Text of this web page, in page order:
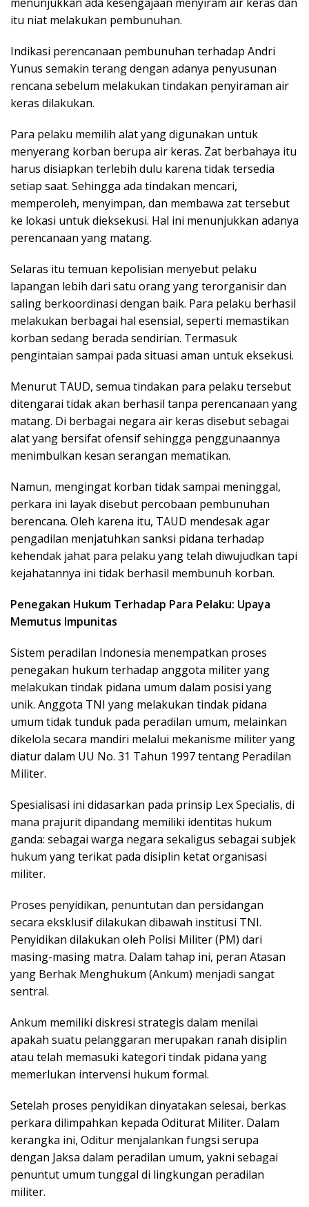
itu niat melakukan pembunuhan.
Indikasi perencanaan pembunuhan terhadap Andri
Yunus semakin terang dengan adanya penyusunan
rencana sebelum melakukan tindakan penyiraman air
keras dilakukan.
Para pelaku memilih alat yang digunakan untuk
menyerang korban berupa air keras. Zat berbahaya itu
harus disiapkan terlebih dulu karena tidak tersedia
setiap saat. Sehingga ada tindakan mencari,
memperoleh, menyimpan, dan membawa zat tersebut
ke lokasi untuk dieksekusi. Hal ini menunjukkan adanya
perencanaan yang matang.
Selaras itu temuan kepolisian menyebut pelaku
lapangan lebih dari satu orang yang terorganisir dan
saling berkoordinasi dengan baik. Para pelaku berhasil
melakukan berbagai hal esensial, seperti memastikan
korban sedang berada sendirian. Termasuk
pengintaian sampai pada situasi aman untuk eksekusi.
Menurut TAUD, semua tindakan para pelaku tersebut
ditengarai tidak akan berhasil tanpa perencanaan yang
matang. Di berbagai negara air keras disebut sebagai
alat yang bersifat ofensif sehingga penggunaannya
menimbulkan kesan serangan mematikan.
Namun, mengingat korban tidak sampai meninggal,
perkara ini layak disebut percobaan pembunuhan
berencana. Oleh karena itu, TAUD mendesak agar
pengadilan menjatuhkan sanksi pidana terhadap
kehendak jahat para pelaku yang telah diwujudkan tapi
kejahatannya ini tidak berhasil membunuh korban.
Penegakan Hukum Terhadap Para Pelaku: Upaya
Memutus Impunitas
Sistem peradilan Indonesia menempatkan proses
penegakan hukum terhadap anggota militer yang
melakukan tindak pidana umum dalam posisi yang
unik. Anggota TNI yang melakukan tindak pidana
umum tidak tunduk pada peradilan umum, melainkan
dikelola secara mandiri melalui mekanisme militer yang
diatur dalam UU No. 31 Tahun 1997 tentang Peradilan
Militer.
Spesialisasi ini didasarkan pada prinsip Lex Specialis, di
mana prajurit dipandang memiliki identitas hukum
ganda: sebagai warga negara sekaligus sebagai subjek
hukum yang terikat pada disiplin ketat organisasi
militer.
Proses penyidikan, penuntutan dan persidangan
secara eksklusif dilakukan dibawah institusi TNI.
Penyidikan dilakukan oleh Polisi Militer (PM) dari
masing-masing matra. Dalam tahap ini, peran Atasan
yang Berhak Menghukum (Ankum) menjadi sangat
sentral.
Ankum memiliki diskresi strategis dalam menilai
apakah suatu pelanggaran merupakan ranah disiplin
atau telah memasuki kategori tindak pidana yang
memerlukan intervensi hukum formal.
Setelah proses penyidikan dinyatakan selesai, berkas
perkara dilimpahkan kepada Oditurat Militer. Dalam
kerangka ini, Oditur menjalankan fungsi serupa
dengan Jaksa dalam peradilan umum, yakni sebagai
penuntut umum tunggal di lingkungan peradilan
militer.